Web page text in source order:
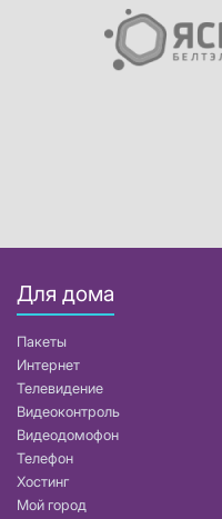
Для дома
Пакеты
Интернет
Телевидение
Видеоконтроль
Видеодомофон
Телефон
Хостинг
Мой город